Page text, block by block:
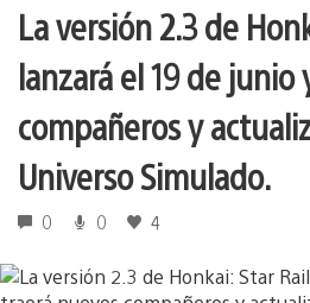
La versión 2.3 de
lanzará el 19 de
compañeros y
Universo Simulado.
0 0 4